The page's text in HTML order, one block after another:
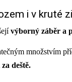
i v kruté
výborný záběr a
množstvím
deště.